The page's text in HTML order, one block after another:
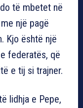
të mbetet në
një pagë
Kjo është një
federatës, që
e tij si trajner.
lidhja e Pepe,